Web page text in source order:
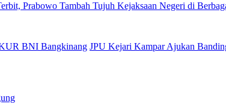
Prabowo Tambah Tujuh Kejaksaan Negeri di
JPU Kejari Kampar Ajukan